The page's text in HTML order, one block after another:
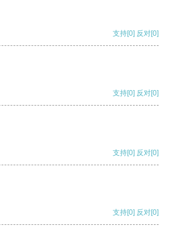
支持[0] 反对[0]
支持[0] 反对[0]
支持[0] 反对[0]
支持[0] 反对[0]